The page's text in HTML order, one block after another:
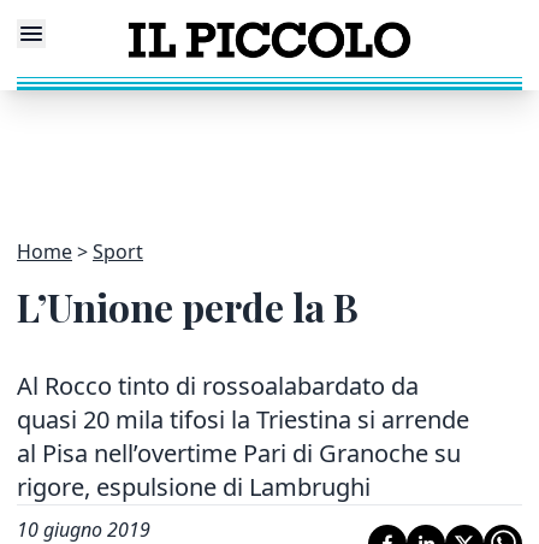
Home Sport
L’Unione perde la B
Al Rocco tinto di rossoalabardato da
quasi 20 mila tifosi la Triestina si arrende
al Pisa nell’overtime Pari di Granoche su
rigore, espulsione di Lambrughi
10 giugno 2019